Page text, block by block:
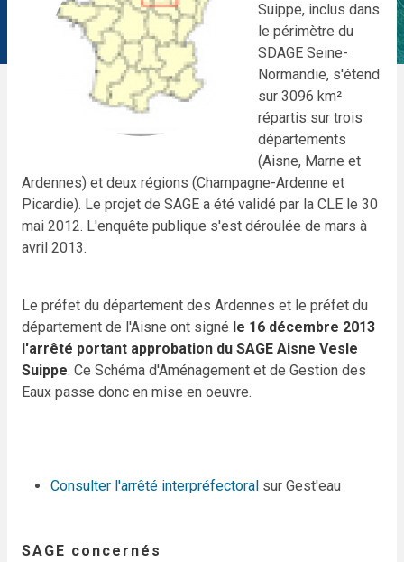
Suippe, inclus dans
le périmètre du
SDAGE Seine-
Normandie, s'étend
sur 3096 km²
répartis sur trois
départements
(Aisne, Marne et
Ardennes) et deux régions (Champagne-Ardenne et
Picardie). Le projet de SAGE a été validé par la CLE le 30
mai 2012. L'enquête publique s'est déroulée de mars à
avril 2013.
Le préfet du département des Ardennes et le préfet du
département de l'Aisne ont signé le 16 décembre 2013
l'arrêté portant approbation du SAGE Aisne Vesle
Suippe. Ce Schéma d'Aménagement et de Gestion des
Eaux passe donc en mise en oeuvre.
Consulter l'arrêté interpréfectoral sur Gest'eau
SAGE concernés